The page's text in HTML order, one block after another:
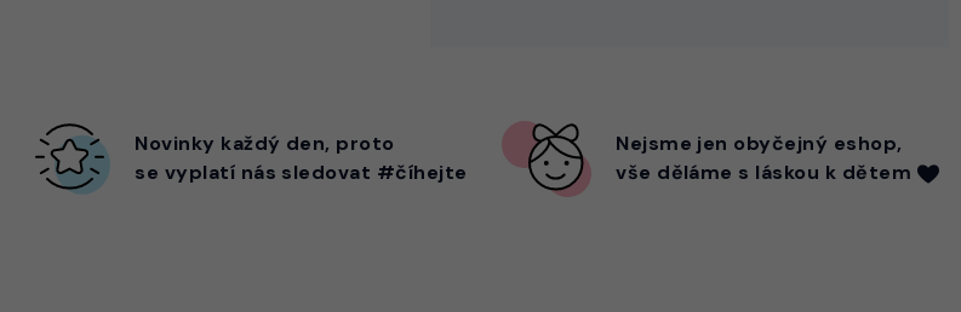
Novinky každý den, proto
se vyplatí nás sledovat #číhejte
Nejsme jen obyčejný eshop,
vše děláme s láskou k dětem